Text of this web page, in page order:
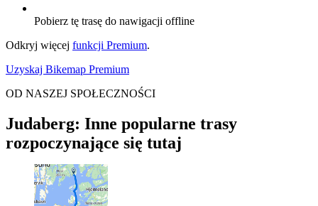
Pobierz tę trasę do nawigacji offline
Odkryj więcej funkcji Premium.
Uzyskaj Bikemap Premium
OD NASZEJ SPOŁECZNOŚCI
Judaberg: Inne popularne trasy
rozpoczynające się tutaj